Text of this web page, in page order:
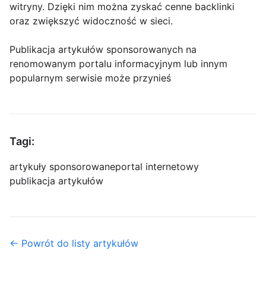
witryny. Dzięki nim można zyskać cenne backlinki
oraz zwiększyć widoczność w sieci.
Publikacja artykułów sponsorowanych na
renomowanym portalu informacyjnym lub innym
popularnym serwisie może przynieś
Tagi:
artykuły sponsorowaneportal internetowy
publikacja artykułów
← Powrót do listy artykułów